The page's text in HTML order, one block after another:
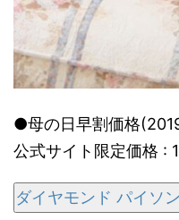
●母の日早割価格
公式サイト限定価格 :
ダイヤモンド パイソ